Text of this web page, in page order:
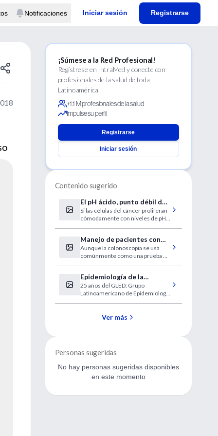
Notificaciones Iniciar sesión Registrarse
¡Súmese a la Red Profesional!
Regístrese en IntraMed y conecte con
profesionales de la salud de toda
Latinoamérica.
+1.1 M profesionales de la salud
Impulse su perfil
Registrarse
Iniciar sesión
Contenido sugerido
El pH ácido, punto débil de
las células cancerosas
Si las células del cáncer proliferan
cómodamente con niveles de pH
Manejo de pacientes con
hemorragia
gastrointestinal baja
Aunque la colonoscopia se usa
comúnmente como una prueba de
está claro si el uso temprano de la
colonoscopia se asocia con
mejores resultados clínicos
Epidemiología de la
Diabetes
25 años del GLED: Grupo
Latinoamericano de Epidemiología
Ver más
Personas sugeridas
No hay personas sugeridas disponibles
en este momento